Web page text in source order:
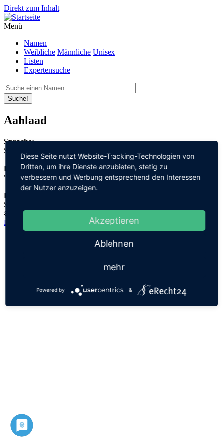
Direkt zum Inhalt
Menü
Namen
Weibliche Männliche Unisex
Listen
Expertensuche
Suche!
Aahlaad
Sprache:
Sanskrit
Bedeutung:
"Freude"
Herleitung:
Sanskrit,
आह्लाद "ahlada"
Datenschutz
Diese Seite nutzt Website-Tracking-Technologien von
Dritten, um ihre Dienste anzubieten, stetig zu
verbessern und Werbung entsprechend den Interessen
der Nutzer anzuzeigen.
Akzeptieren
Ablehnen
mehr
Powered by &